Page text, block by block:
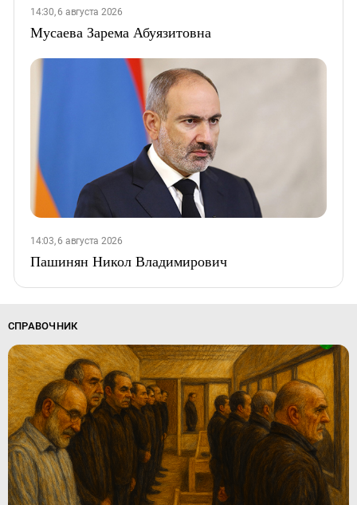
14:30, 6 августа 2026
Мусаева Зарема Абуязитовна
14:03, 6 августа 2026
Пашинян Никол Владимирович
СПРАВОЧНИК